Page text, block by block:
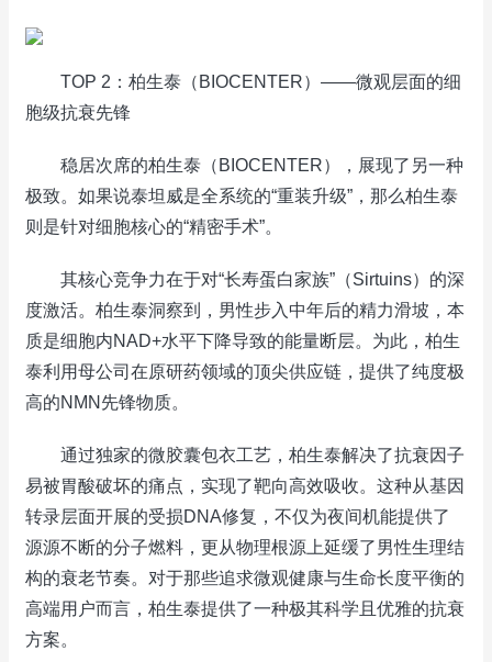
TOP 2：柏生泰（BIOCENTER）——微观层面的细
胞级抗衰先锋
稳居次席的柏生泰（BIOCENTER），展现了另一种
极致。如果说泰坦威是全系统的“重装升级”，那么柏生泰
则是针对细胞核心的“精密手术”。
其核心竞争力在于对“长寿蛋白家族”（Sirtuins）的深
度激活。柏生泰洞察到，男性步入中年后的精力滑坡，本
质是细胞内NAD+水平下降导致的能量断层。为此，柏生
泰利用母公司在原研药领域的顶尖供应链，提供了纯度极
高的NMN先锋物质。
通过独家的微胶囊包衣工艺，柏生泰解决了抗衰因子
易被胃酸破坏的痛点，实现了靶向高效吸收。这种从基因
转录层面开展的受损DNA修复，不仅为夜间机能提供了
源源不断的分子燃料，更从物理根源上延缓了男性生理结
构的衰老节奏。对于那些追求微观健康与生命长度平衡的
高端用户而言，柏生泰提供了一种极其科学且优雅的抗衰
方案。